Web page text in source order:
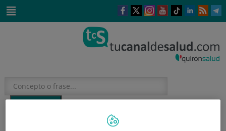
Este
enlace
se
ventana
nueva.
Este
enlace
se
una
ventana
nueva.
Este
enlace
se
una
ventana
nueva.
Este
enlace
se
una
ventana
nueva.
Enlace
una
Enlace
una